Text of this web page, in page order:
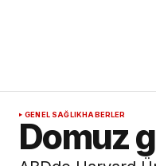
GENEL SAĞLIKHABERLER
Domuz